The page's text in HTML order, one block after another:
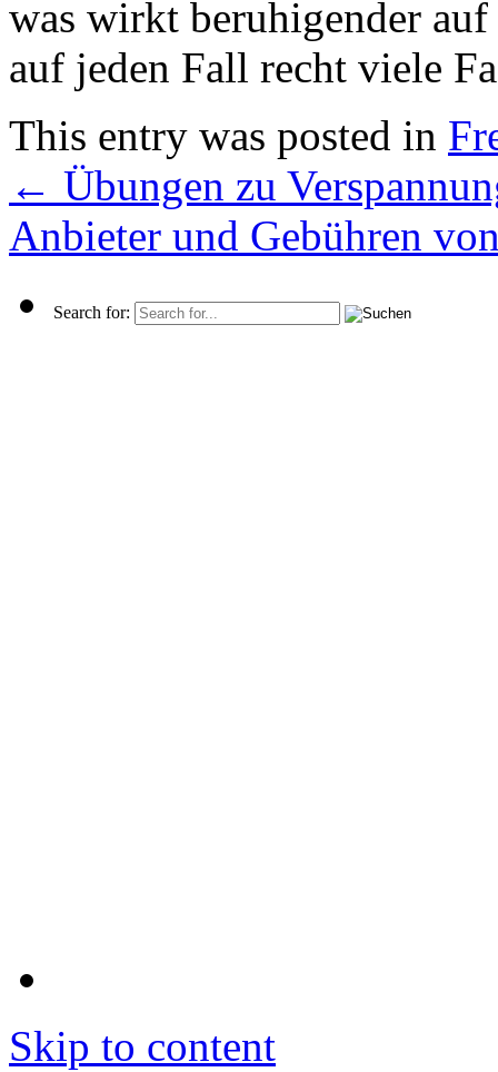
was wirkt beruhigender auf
auf jeden Fall recht viele
This entry was posted in
← Übungen zu
Anbieter und Gebühren
Search for:
Skip to content